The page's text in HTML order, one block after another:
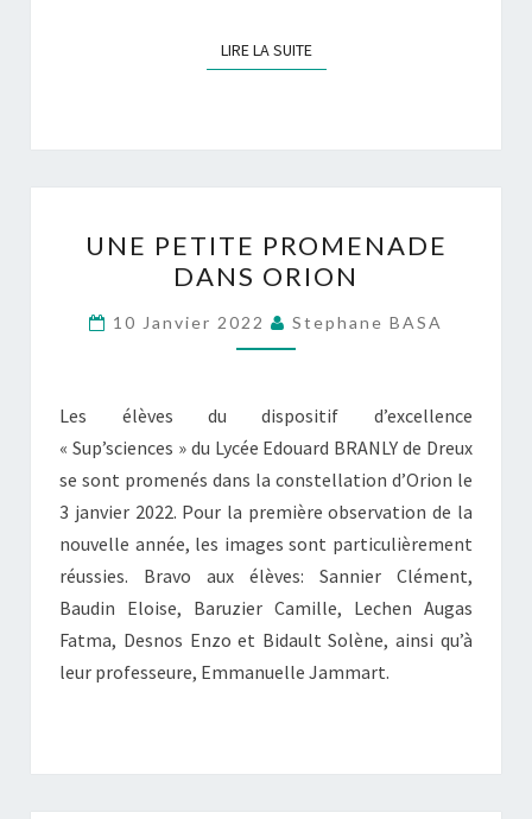
LIRE LA SUITELIRE LA SUITE
PETITE
PROMENADE
DANS
ORION
UNE PETITE PROMENADE
DANS ORION
10 Janvier 2022 Stephane BASA
Les élèves du dispositif d’excellence
« Sup’sciences » du Lycée Edouard BRANLY de Dreux
se sont promenés dans la constellation d’Orion le
3 janvier 2022. Pour la première observation de la
nouvelle année, les images sont particulièrement
réussies. Bravo aux élèves: Sannier Clément,
Baudin Eloise, Baruzier Camille, Lechen Augas
Fatma, Desnos Enzo et Bidault Solène, ainsi qu’à
leur professeure, Emmanuelle Jammart.